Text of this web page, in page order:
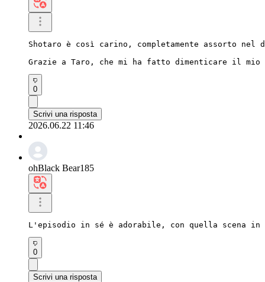
Shotaro è così carino, completamente assorto nel
Grazie a Taro, che mi ha fatto dimenticare il mio
0
Scrivi una risposta
2026.06.22 11:46
ohBlack Bear185
L'episodio in sé è adorabile, con quella scena
0
Scrivi una risposta